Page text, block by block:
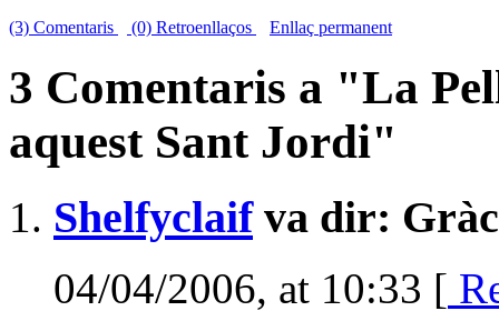
(3) Comentaris (0) Retroenllaços Enllaç permanent
3 Comentaris a "La
aquest Sant Jordi"
Shelfyclaifva dir:
04/04/2006, at 10:33 [